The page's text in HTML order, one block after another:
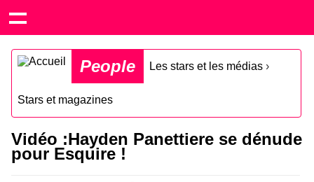
People Les stars et les médias ›
Stars et magazines
Vidéo :Hayden Panettiere se dénude
pour Esquire !